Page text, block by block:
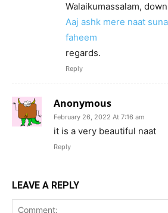
Walaikumassalam,
Aaj ashk mere naat
faheem
regards.
Reply
Anonymous
February 26, 2022 At 7:16 am
it is a very beautiful naat
Reply
LEAVE A REPLY